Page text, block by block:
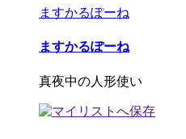
ますかるぽーね
ますかるぽーね
真夜中の人形使い